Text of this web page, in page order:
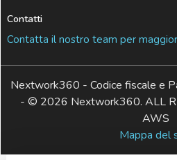
Contatti
Contatta il nostro team per
Nextwork360 - Codice fiscale e
- © 2026 Nextwork360. ALL
AWS
Mappa del